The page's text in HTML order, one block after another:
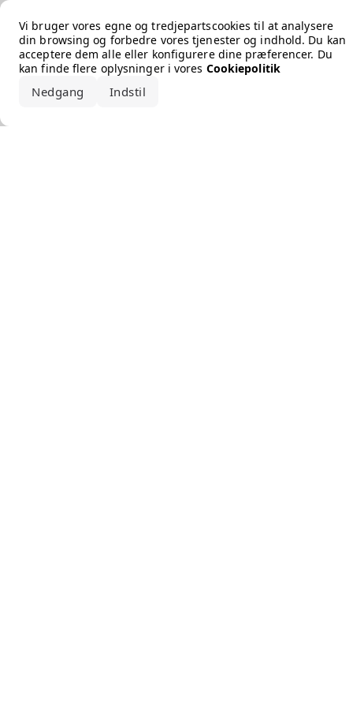
Vi bruger vores egne og tredjepartscookies til at analysere
din browsing og forbedre vores tjenester og indhold. Du kan
acceptere dem alle eller konfigurere dine præferencer. Du
kan finde flere oplysninger i vores Cookiepolitik
Nedgang Indstil
Error loading the brand